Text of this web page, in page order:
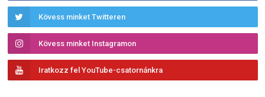
Kövess minket Twitteren
Kövess minket Instagramon
Iratkozz fel YouTube-csatornánkra